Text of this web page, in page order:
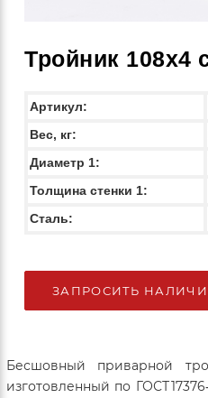
Тройник 108х4
Артикул:
Вес, кг:
Диаметр 1:
Толщина стенки 1:
Сталь:
ЗАПРОСИТЬ
Бесшовный приварной
изготовленный по ГОСТ